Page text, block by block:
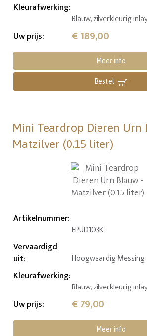
Kleurafwerking:
Blauw, zilverkleurig inlay
Uw prijs: € 189,00
Meer info
Bestel
Mini Teardrop Dieren Urn
Matzilver (0.15 liter)
Artikelnummer:
FPUD103K
Vervaardigd
uit: Hoogwaardig Messing
Kleurafwerking:
Blauw, zilverkleurig inlay
Uw prijs: € 79,00
Meer info